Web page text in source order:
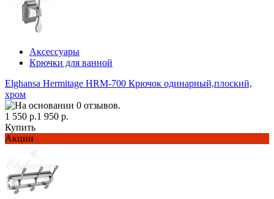
Аксессуары
Крючки для ванной
Elghansa Hermitage HRM-700 Крючок одинарный,плоский,
хром
1 550 р.1 950 р.
Купить
Акции